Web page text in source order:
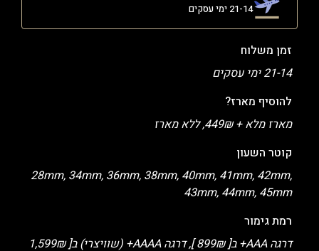
21-14 ימי עסקים
זמן משלוח
21-14 ימי עסקים
להוסיף מארז?
מארז מלא + 449₪, ללא מארז
קוטר השעון
28mm, 34mm, 36mm, 38mm, 40mm, 41mm, 42mm,
43mm, 44mm, 45mm
רמת גימור
דרגה AAA+ ב[ 899₪ ], דרגה AAAA+ (שוויצרי) ב[ 1,599₪